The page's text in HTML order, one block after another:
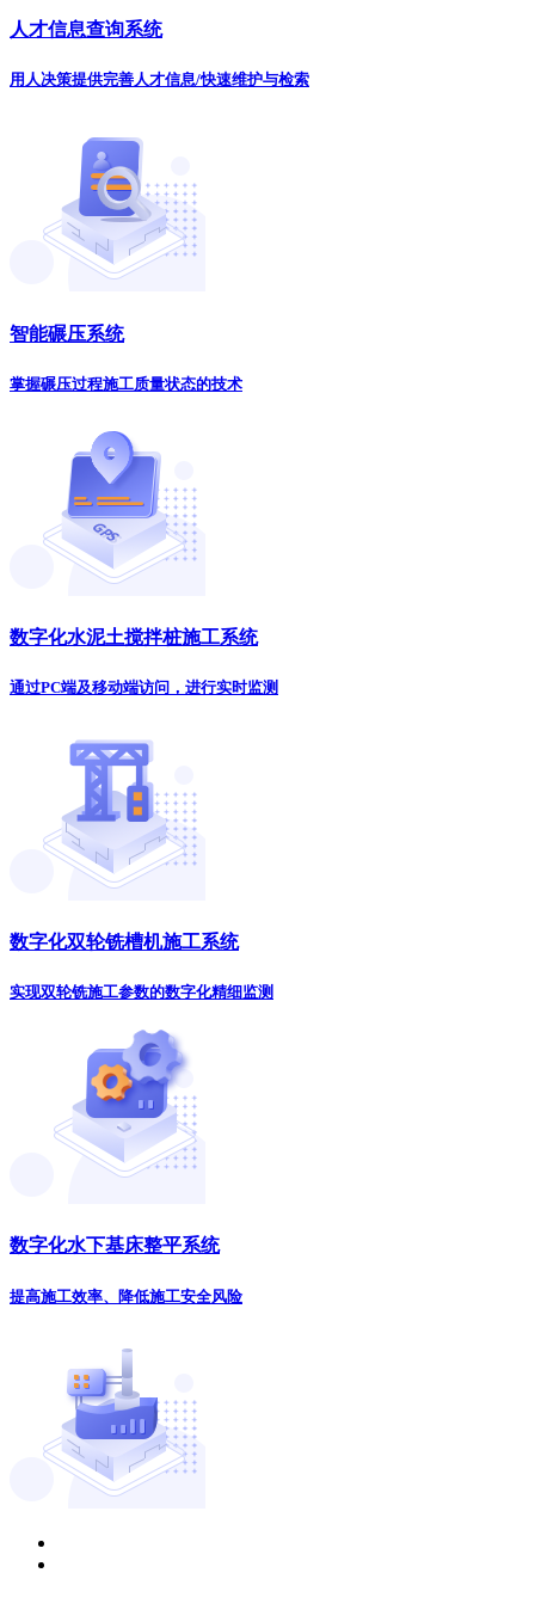
人才信息查询系统
用人决策提供完善人才信息/快速维护与检索
智能碾压系统
掌握碾压过程施工质量状态的技术
数字化水泥土搅拌桩施工系统
通过PC端及移动端访问，进行实时监测
数字化双轮铣槽机施工系统
实现双轮铣施工参数的数字化精细监测
数字化水下基床整平系统
提高施工效率、降低施工安全风险